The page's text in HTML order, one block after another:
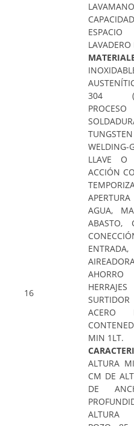
16
ESPACIO
304
LLAVE O
ACCIÓN
AGUA,
ABASTO,
ACERO
MIN 1LT.
ALTURA
CM DE
DE